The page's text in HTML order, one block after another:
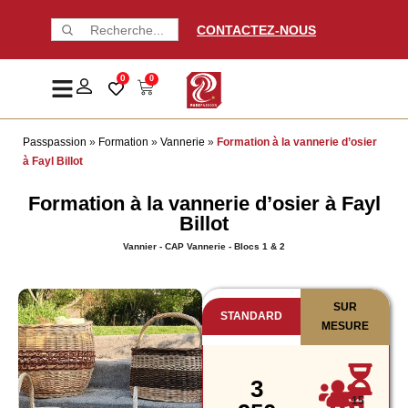
CONTACTEZ-NOUS
0 0
Passpassion » Formation » Vannerie » Formation à la vannerie d’osier
à Fayl Billot
Formation à la vannerie d’osier à Fayl
Billot
Vannier - CAP Vannerie - Blocs 1 & 2
STANDARD
SUR
MESURE
3
15